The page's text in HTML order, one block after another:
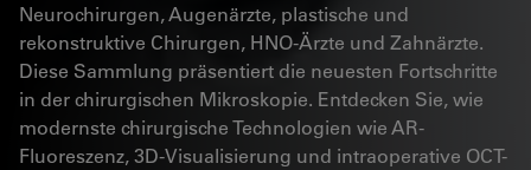
Neurochirurgen, Augenärzte, plastische und
rekonstruktive Chirurgen, HNO-Ärzte und Zahnärzte.
Diese Sammlung präsentiert die neuesten Fortschritte
in der chirurgischen Mikroskopie. Entdecken Sie, wie
modernste chirurgische Technologien wie AR-
Fluoreszenz, 3D-Visualisierung und intraoperative OCT-